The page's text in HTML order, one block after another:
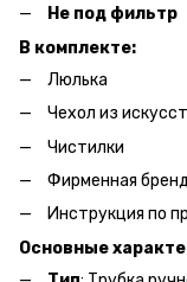
Не под фильтр
В комплекте:
Люлька
Чехол из
Чистилки
Фирменная
Инструкция по
Основные